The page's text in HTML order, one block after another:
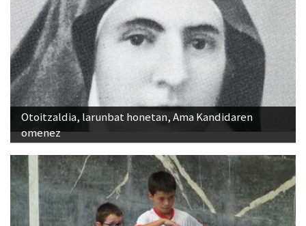
Otoitzaldia, larunbat honetan, Ama Kandidaren
omenez